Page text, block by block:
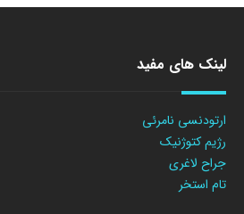
لینک های مفید
ارتودنسی نامرئی
رژیم کتوژنیک
جراح لاغری
تام استخر